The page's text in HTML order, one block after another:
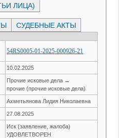
ЛИЦА)
СУДЕБНЫЕ АКТЫ
54RS0005-01-2025-000926-21
10.02.2025
Прочие исковые дела →
прочие (прочие исковые дела)
Ахметьянова Лидия Николаевна
27.08.2025
Иск (заявление, жалоба)
УДОВЛЕТВОРЕН